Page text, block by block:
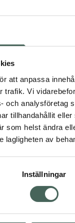
att anpassa
Vi
och analysföretag
tillhandahållit
som helst ändra
lagligheten av
Inställningar
i syd